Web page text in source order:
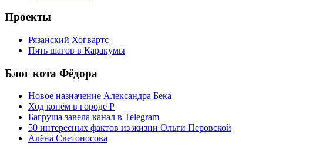
Проекты
Рязанский Хогвартс
Пять шагов в Каракумы
Блог кота Фёдора
Новое назначение Александра Бека
Ход конём в городе Р
Багруша завела канал в Telegram
50 интересных фактов из жизни Ольги Перовской
Алёна Светоносова